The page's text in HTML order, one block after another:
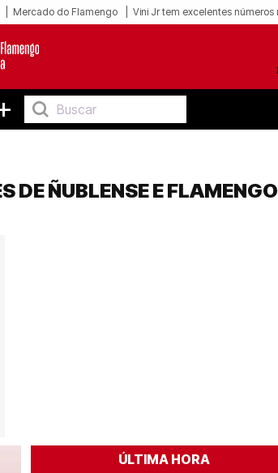
Mercado do Flamengo Vini Jr tem excelentes números
DE ÑUBLENSE E FLAMENGO
ÚLTIMA HORA